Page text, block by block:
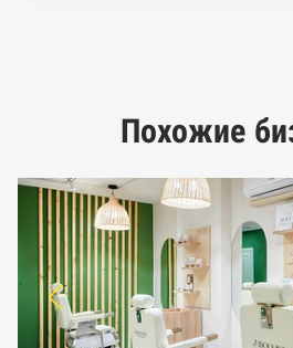
предпринимательства ФНС
Похожие